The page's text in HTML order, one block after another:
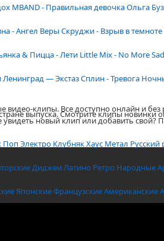
MBAND - Правильная девочкаОльга
- Ангел Веры Скруджи - Взрыв в темноте
& Пицца - Лети Little Mix - No More
Ленинград — ЭкстазСплин - Тревога
выпуска. Смотрите клипы новинки
Поп Электро КлубнякХаус Метал Русский
ДиджеиЛатино Ретро Народные
ЯпонскиеФранцузскиеАмериканские
клипы. Все доступно онлайн и без
увидеть новый клип или добавить